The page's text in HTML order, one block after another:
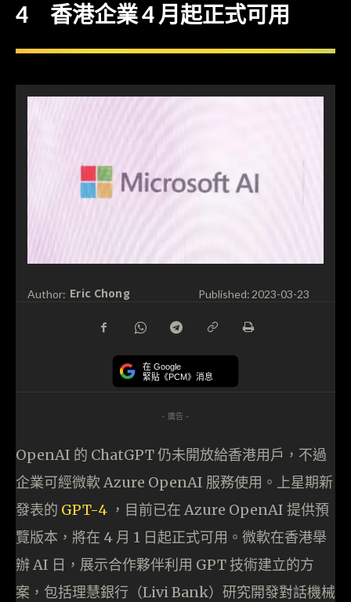
4 香港企業 4 月起正式可用
Author: Eric Chong Published: 2023-03-23
在 Google
緊貼《PCM》消息
- 廣告 -
OpenAI 的 ChatGPT 仍未開放給香港用戶，不過
企業可經微軟 Azure OpenAI 服務使用。上星期新
發表的 GPT-4 ，目前已在 Azure OpenAI 提供預
覽版本，將在 4 月 1 日起正式可用。微軟在香港舉
辦 AI 日，展示合作夥伴利用 GPT 技術建立的方
案，包括理慧銀行（Livi Bank）研究開發對話機械